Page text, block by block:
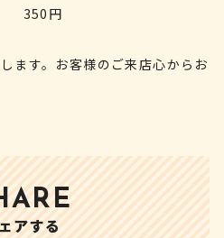
350円
ます。お客様のご来店心からお
アする